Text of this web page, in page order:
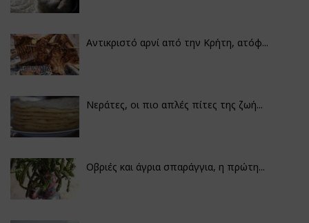
Αντικριστό αρνί από την Κρήτη, ατόφ...
Νεράτες, οι πιο απλές πίτες της ζωή...
Οβριές και άγρια σπαράγγια, η πρώτη...